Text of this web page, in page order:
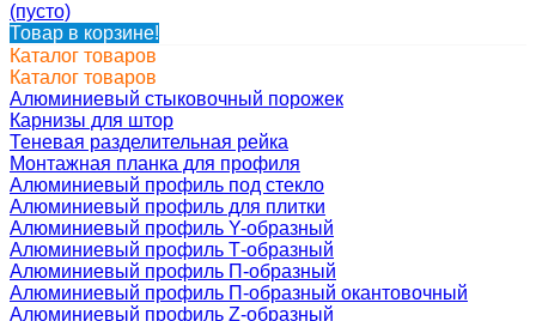
(пусто)
Товар в корзине!
Каталог товаров
Каталог товаров
Алюминиевый стыковочный порожек
Карнизы для штор
Теневая разделительная рейка
Монтажная планка для профиля
Алюминиевый профиль под стекло
Алюминиевый профиль для плитки
Алюминиевый профиль Y-образный
Алюминиевый профиль Т-образный
Алюминиевый профиль П-образный
Алюминиевый профиль П-образный окантовочный
Алюминиевый профиль Z-образный